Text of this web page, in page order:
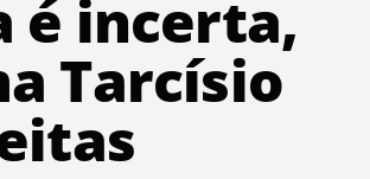
é incerta,
Tarcísio